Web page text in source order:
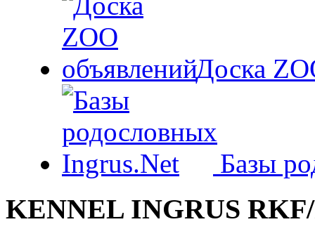
Доска
Базы
KENNEL INGRUS